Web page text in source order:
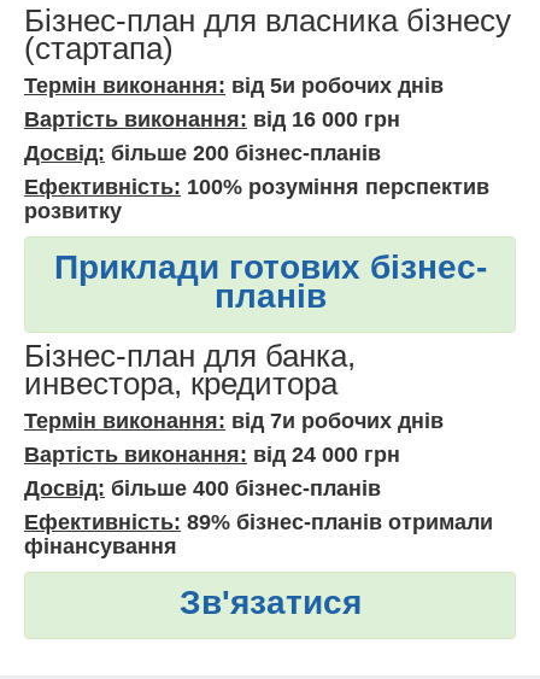
Бізнес-план для власника бізнесу
(стартапа)
Термін виконання: від 5и робочих днів
Вартість виконання: від 16 000 грн
Досвід: більше 200 бізнес-планів
Ефективність: 100% розуміння перспектив
розвитку
Приклади готових бізнес-
планів
Бізнес-план для банка,
инвестора, кредитора
Термін виконання: від 7и робочих днів
Вартість виконання: від 24 000 грн
Досвід: більше 400 бізнес-планів
Ефективність: 89% бізнес-планів отримали
фінансування
Зв'язатися